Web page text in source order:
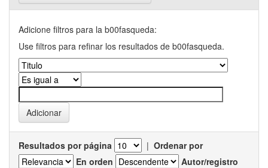
Adicione filtros para la b00fasqueda:
Use filtros para refinar los resultados de b00fasqueda.
Resultados por página | Ordenar por
En orden
Autor/registro